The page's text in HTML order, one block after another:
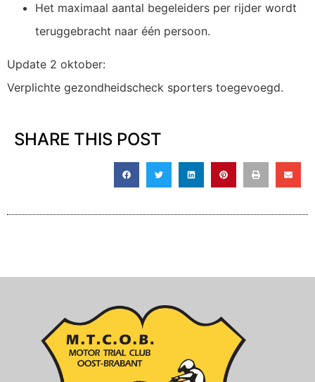
Het maximaal aantal begeleiders per rijder wordt
teruggebracht naar één persoon.
Update 2 oktober:
Verplichte gezondheidscheck sporters toegevoegd.
SHARE THIS POST